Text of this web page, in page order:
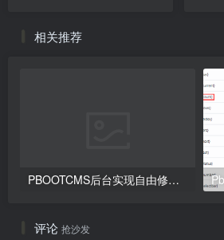
相关推荐
PBOOTCMS后台实现自由修改文章/产品阅读数
评论 抢沙发